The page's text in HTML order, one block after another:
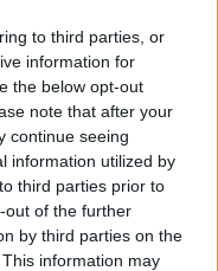
to third parties, or
information for
the below opt-out
note that after your
continue seeing
information utilized by
third parties prior to
out of the further
by third parties on the
information may
sobie jakąś fajną,
szukam i znaleźć nie